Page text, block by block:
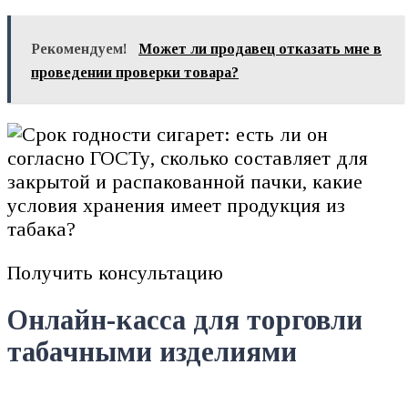
Рекомендуем!
Может ли продавец отказать мне в
проведении проверки товара?
Получить консультацию
Онлайн-касса для торговли
табачными изделиями